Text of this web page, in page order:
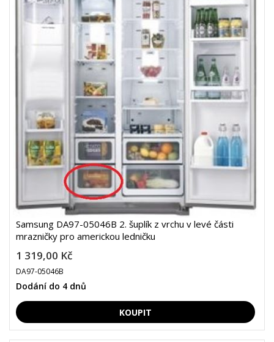
Samsung DA97-05046B 2. šuplík z vrchu v levé části
mrazničky pro americkou ledničku
1 319,00 Kč
DA97-05046B
Dodání do 4 dnů